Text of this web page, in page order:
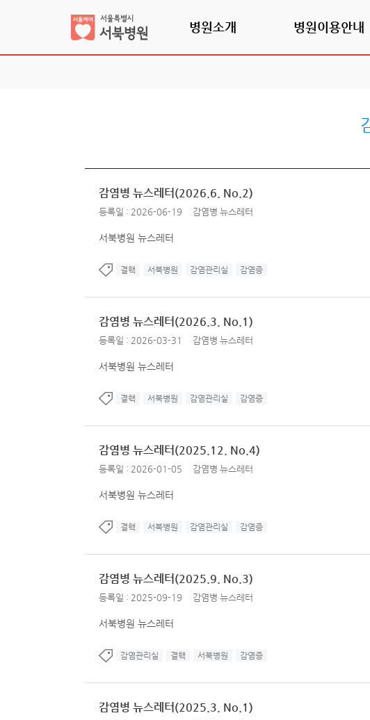
병원소개 병원이용안내
감염병 뉴스레터(2026.6. No.2)
등록일 : 2026-06-19 감염병 뉴스레터
서북병원 뉴스레터
결핵 서북병원 감염관리실 감염증
감염병 뉴스레터(2026.3. No.1)
등록일 : 2026-03-31 감염병 뉴스레터
서북병원 뉴스레터
결핵 서북병원 감염관리실 감염증
감염병 뉴스레터(2025.12. No.4)
등록일 : 2026-01-05 감염병 뉴스레터
서북병원 뉴스레터
결핵 서북병원 감염관리실 감염증
감염병 뉴스레터(2025.9. No.3)
등록일 : 2025-09-19 감염병 뉴스레터
서북병원 뉴스레터
감염관리실 결핵 서북병원 감염증
감염병 뉴스레터(2025.3. No.1)